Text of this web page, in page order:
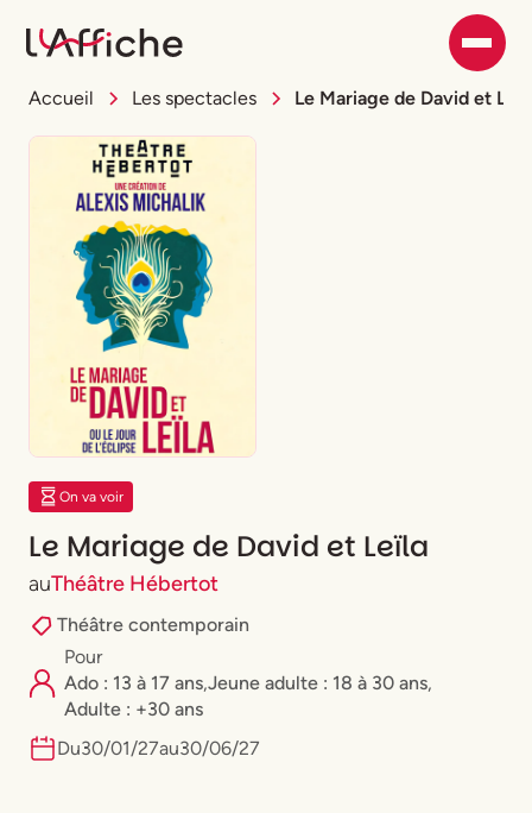
Accueil Les spectacles Le Mariage de David et
On va voir
Le Mariage de David et Leïla
auThéâtre Hébertot
Théâtre contemporain
Pour
Ado : 13 à 17 ans,⁠Jeune adulte : 18 à 30 ans,
Adulte : +30 ans
Du30/01/27au30/06/27